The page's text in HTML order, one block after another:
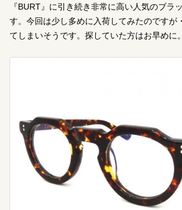
『BURT』に引き続き非常に高い人気のブラ
す。今回は少し多めに入荷してみたのですが
てしまいそうです。探していた方はお早めに。